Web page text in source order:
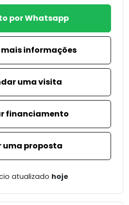
por Whatsapp
informações
uma visita
financiamento
uma proposta
atualizado hoje